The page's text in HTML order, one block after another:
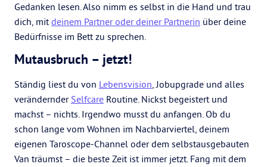
Gedanken lesen. Also nimm es selbst in die Hand und trau
dich, mitdeinem Partner oder deiner Partnerin über deine
Bedürfnisse im Bett zu sprechen.
Mutausbruch – jetzt!
Ständig liest du von Lebensvision, Jobupgrade und alles
verändernder Selfcare Routine. Nickst begeistert und
machst – nichts. Irgendwo musst du anfangen. Ob du
schon lange vom Wohnen im Nachbarviertel, deinem
eigenen Taroscope-Channel oder dem selbstausgebauten
Van träumst – die beste Zeit ist immer jetzt. Fang mit dem